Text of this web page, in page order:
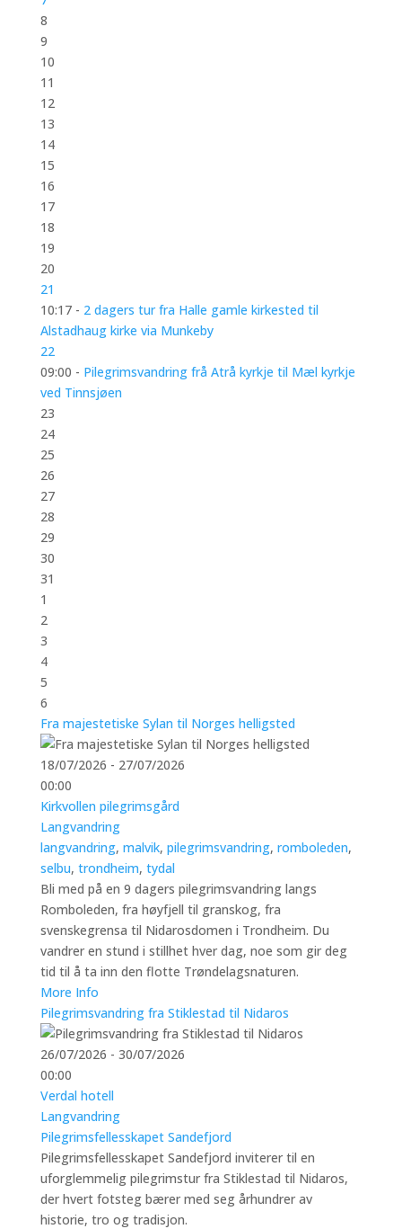
8
9
10
11
12
13
14
15
16
17
18
19
20
21
10:17 - 2 dagers tur fra Halle gamle kirkested til
Alstadhaug kirke via Munkeby
22
09:00 - Pilegrimsvandring frå Atrå kyrkje til Mæl kyrkje
ved Tinnsjøen
23
24
25
26
27
28
29
30
31
1
2
3
4
5
6
Fra majestetiske Sylan til Norges helligsted
18/07/2026 - 27/07/2026
00:00
Kirkvollen pilegrimsgård
Langvandring
langvandring, malvik, pilegrimsvandring, romboleden,
selbu, trondheim, tydal
Bli med på en 9 dagers pilegrimsvandring langs
Romboleden, fra høyfjell til granskog, fra
svenskegrensa til Nidarosdomen i Trondheim. Du
vandrer en stund i stillhet hver dag, noe som gir deg
tid til å ta inn den flotte Trøndelagsnaturen.
More Info
Pilegrimsvandring fra Stiklestad til Nidaros
26/07/2026 - 30/07/2026
00:00
Verdal hotell
Langvandring
Pilegrimsfellesskapet Sandefjord
Pilegrimsfellesskapet Sandefjord inviterer til en
uforglemmelig pilegrimstur fra Stiklestad til Nidaros,
der hvert fotsteg bærer med seg århundrer av
historie, tro og tradisjon.